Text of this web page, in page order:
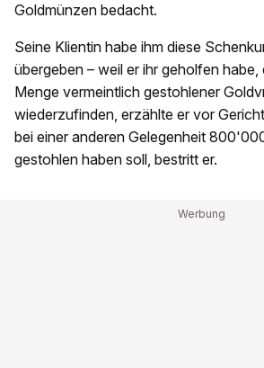
Goldmünzen bedacht.
Seine Klientin habe ihm diese
übergeben – weil er ihr geholfen habe,
Menge vermeintlich gestohlener
wiederzufinden, erzählte er vor
bei einer anderen Gelegenheit
gestohlen haben soll, bestritt er.